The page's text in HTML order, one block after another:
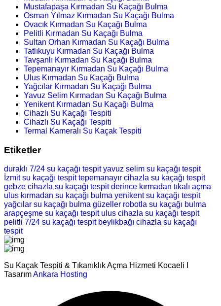
Mustafapaşa Kırmadan Su Kaçağı Bulma
Osman Yılmaz Kırmadan Su Kaçağı Bulma
Ovacık Kırmadan Su Kaçağı Bulma
Pelitli Kırmadan Su Kaçağı Bulma
Sultan Orhan Kırmadan Su Kaçağı Bulma
Tatlıkuyu Kırmadan Su Kaçağı Bulma
Tavşanlı Kırmadan Su Kaçağı Bulma
Tepemanayır Kırmadan Su Kaçağı Bulma
Ulus Kırmadan Su Kaçağı Bulma
Yağcılar Kırmadan Su Kaçağı Bulma
Yavuz Selim Kırmadan Su Kaçağı Bulma
Yenikent Kırmadan Su Kaçağı Bulma
Cihazlı Su Kaçağı Tespiti
Cihazlı Su Kaçağı Tespiti
Termal Kameralı Su Kaçak Tespiti
Etiketler
duraklı 7/24 su kaçağı tespit yavuz selim su kaçağı tespit
İzmit su kaçağı tespit tepemanayır cihazla su kaçağı tespit
gebze cihazla su kaçağı tespit derince kırmadan tıkalı açma
ulus kırmadan su kaçağı bulma yenikent su kaçağı tespit
yağcılar su kaçağı bulma güzeller robotla su kaçağı bulma
arapçeşme su kaçağı tespit ulus cihazla su kaçağı tespit
pelitli 7/24 su kaçağı tespit beylikbağı cihazla su kaçağı
tespit
Su Kaçak Tespiti & Tıkanıklık Açma Hizmeti Kocaeli I
TasarımAnkara Hosting